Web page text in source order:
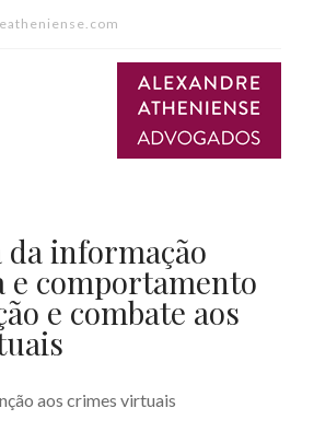
da informação
e comportamento
e combate aos
aos crimes virtuais